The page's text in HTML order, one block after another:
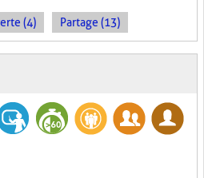
(4) Partage (13)